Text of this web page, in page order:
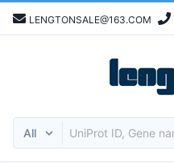
LENGTONSALE@163.COM